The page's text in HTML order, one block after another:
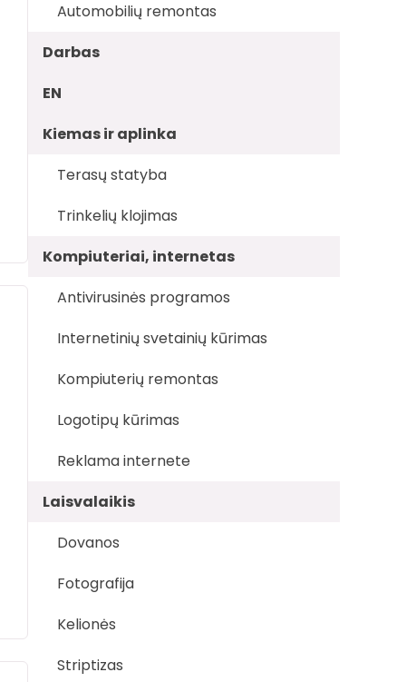
Automobilių remontas
Darbas
EN
Kiemas ir aplinka
Terasų statyba
Trinkelių klojimas
Kompiuteriai, internetas
Antivirusinės programos
Internetinių svetainių kūrimas
Kompiuterių remontas
Logotipų kūrimas
Reklama internete
Laisvalaikis
Dovanos
Fotografija
Kelionės
Striptizas